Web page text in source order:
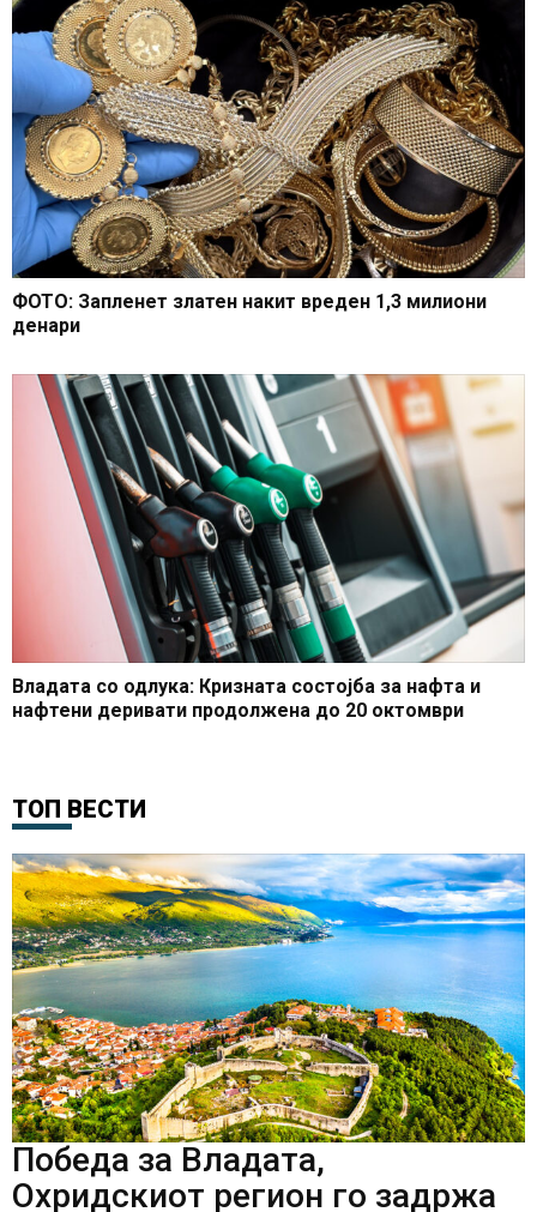
ФОТО: Запленет златен накит вреден 1,3 милиони
денари
Владата со одлука: Кризната состојба за нафта и
нафтени деривати продолжена до 20 октомври
ТОП ВЕСТИ
Победа за Владата,
Охридскиот регион го задржа